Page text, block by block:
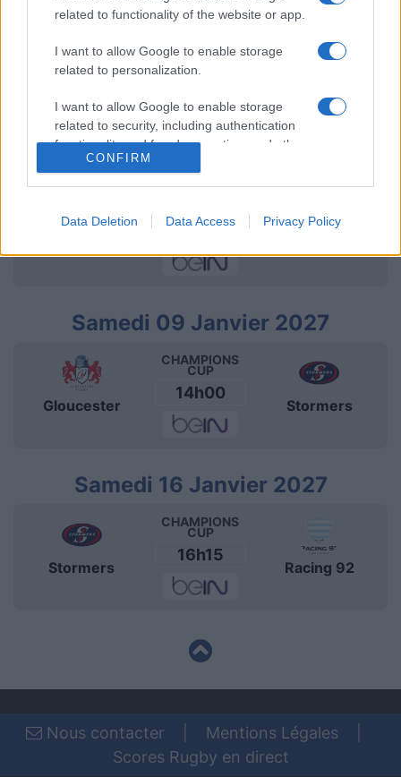
related to functionality of the website or app.
I want to allow Google to enable storage
related to personalization.
I want to allow Google to enable storage
related to security, including authentication
functionality and fraud prevention, and other
user protection.
CONFIRM
Data Deletion Data Access Privacy Policy
Stormers
CHAMPIONS
CUP
Bristol
Dimanche 13 Décembre
UBB
CUP
Stormers
Samedi 09 Janvier 2027
Gloucester
CHAMPIONS
CUP
14h00
Stormers
Samedi 16 Janvier 2027
Stormers
CHAMPIONS
CUP
16h15
Racing 92
Nous contacter Mentions Légales
Scores Rugby en direct